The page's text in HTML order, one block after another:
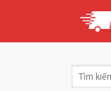
content